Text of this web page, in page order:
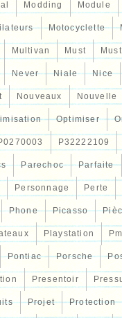
Modding Module
Motocyclette
Multivan Must
Never Niale Nice
Nouveaux Nouvelle
Optimiser
P32222109
Parechoc Parfaite
Personnage Perte
Phone Picasso
Playstation
Pontiac Porsche
Presentoir
Projet Protection